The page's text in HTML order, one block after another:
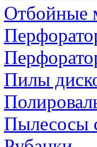
Отбойные
Пилы
Пылесосы